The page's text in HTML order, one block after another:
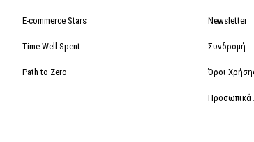
E-commerce Stars
Time Well Spent
Path to Zero
Newsletter
Συνδρομή
Όροι
Προσωπικά